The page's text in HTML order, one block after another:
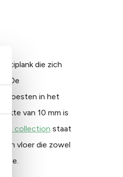
die zich
De
knoesten in het
van 10 mm is
collection staat
vloer die zowel